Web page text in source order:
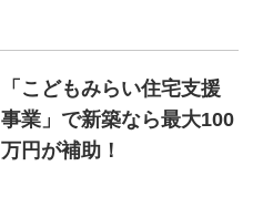
「こどもみらい住宅支援
事業」で新築なら最大100
万円が補助！